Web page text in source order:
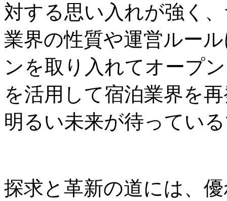
対する思い入れが強く
業界の性質や運営ルー
ンを取り入れてオープ
を活用して宿泊業界を
明るい未来が待ってい
探求と革新の道には、